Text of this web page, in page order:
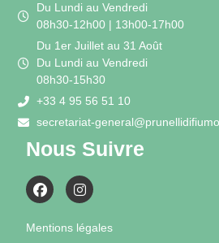
Du Lundi au Vendredi
08h30-12h00 | 13h00-17h00
Du 1er Juillet au 31 Août
Du Lundi au Vendredi
08h30-15h30
+33 4 95 56 51 10
secretariat-
Nous Suivre
Mentions légales